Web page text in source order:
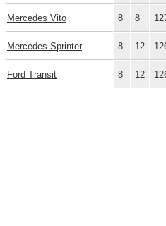
Mercedes Vito 8 8
Mercedes Sprinter 8 12
Ford Transit 8 12